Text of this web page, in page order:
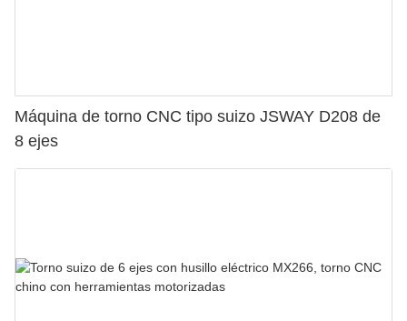
Máquina de torno CNC tipo suizo JSWAY D208 de
8 ejes